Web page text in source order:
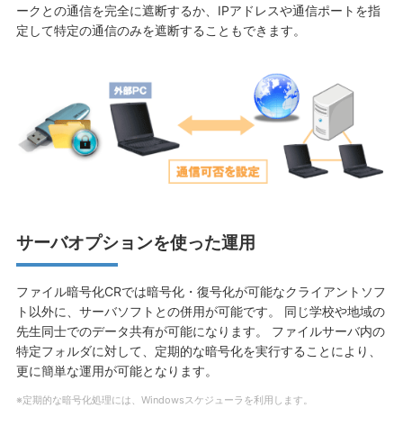
ークとの通信を完全に遮断するか、IPアドレスや通信ポートを指
定して特定の通信のみを遮断することもできます。
サーバオプションを使った運用
ファイル暗号化CRでは暗号化・復号化が可能なクライアントソフ
ト以外に、サーバソフトとの併用が可能です。 同じ学校や地域の
先生同士でのデータ共有が可能になります。 ファイルサーバ内の
特定フォルダに対して、定期的な暗号化を実行することにより、
更に簡単な運用が可能となります。
※定期的な暗号化処理には、Windowsスケジューラを利用します。